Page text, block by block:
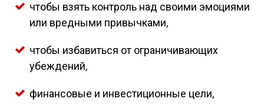
чтобы взять контроль над своими эмоциями
или вредными привычками,
чтобы избавиться от ограничивающих
убеждений,
финансовые и инвестиционные цели,